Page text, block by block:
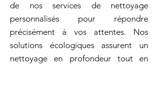
de nos services de nettoyage
personnalisés pour répondre
précisément à vos attentes. Nos
solutions écologiques assurent un
nettoyage en profondeur tout en